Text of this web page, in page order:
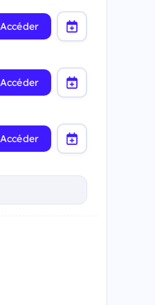
Accéder
Accéder
Accéder